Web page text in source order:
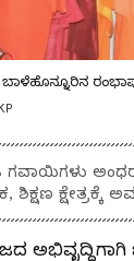
ಗವಾಯಿಗಳು
ಶಿಕ್ಷಣ ಕ್ಷೇತ್ರಕ್ಕೆ